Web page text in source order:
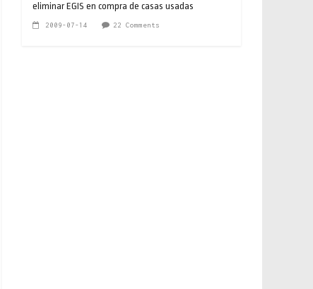
eliminar EGIS en compra de casas usadas
2009-07-14 22 Comments